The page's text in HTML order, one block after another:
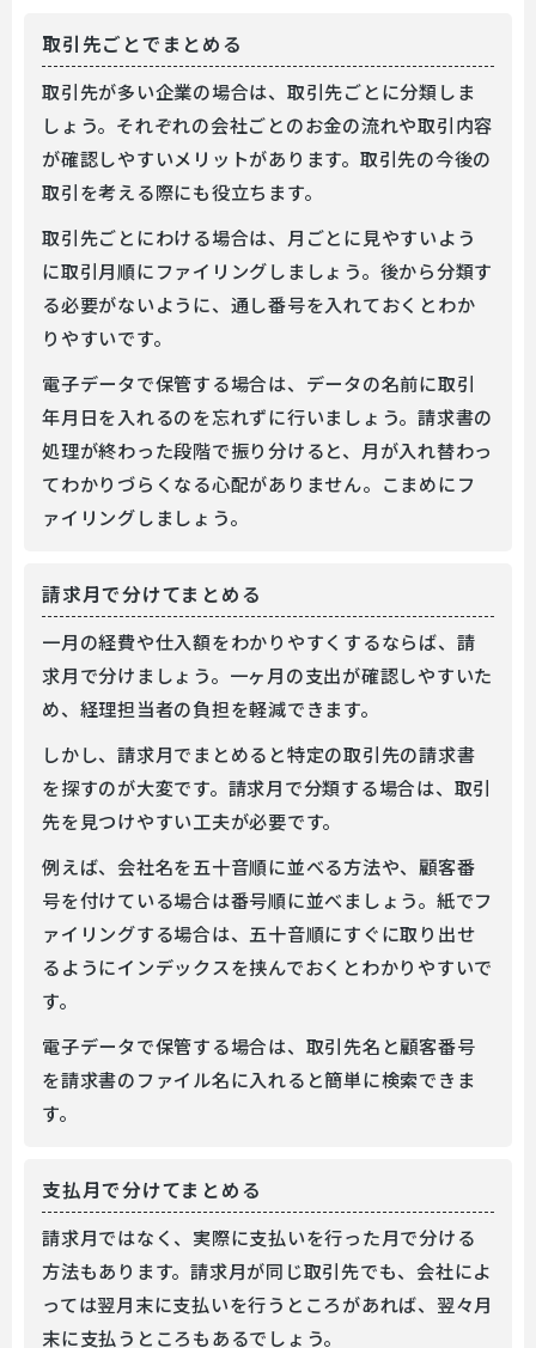
取引先ごとでまとめる
取引先が多い企業の場合は、取引先ごとに分類しま
しょう。それぞれの会社ごとのお金の流れや取引内容
が確認しやすいメリットがあります。取引先の今後の
取引を考える際にも役立ちます。
取引先ごとにわける場合は、月ごとに見やすいよう
に取引月順にファイリングしましょう。後から分類す
る必要がないように、通し番号を入れておくとわか
りやすいです。
電子データで保管する場合は、データの名前に取引
年月日を入れるのを忘れずに行いましょう。請求書の
処理が終わった段階で振り分けると、月が入れ替わっ
てわかりづらくなる心配がありません。こまめにフ
ァイリングしましょう。
請求月で分けてまとめる
一月の経費や仕入額をわかりやすくするならば、請
求月で分けましょう。一ヶ月の支出が確認しやすいた
め、経理担当者の負担を軽減できます。
しかし、請求月でまとめると特定の取引先の請求書
を探すのが大変です。請求月で分類する場合は、取引
先を見つけやすい工夫が必要です。
例えば、会社名を五十音順に並べる方法や、顧客番
号を付けている場合は番号順に並べましょう。紙でフ
ァイリングする場合は、五十音順にすぐに取り出せ
るようにインデックスを挟んでおくとわかりやすいで
す。
電子データで保管する場合は、取引先名と顧客番号
を請求書のファイル名に入れると簡単に検索できま
す。
支払月で分けてまとめる
請求月ではなく、実際に支払いを行った月で分ける
方法もあります。請求月が同じ取引先でも、会社によ
っては翌月末に支払いを行うところがあれば、翌々月
末に支払うところもあるでしょう。